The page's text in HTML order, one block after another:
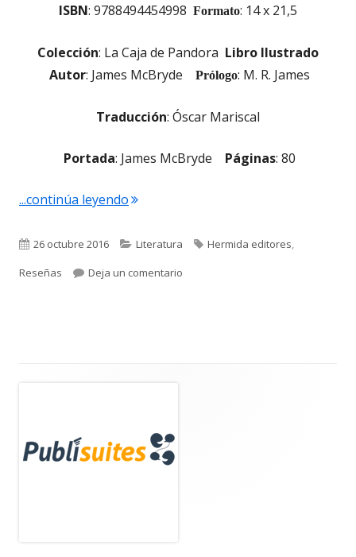
ISBN: 9788494454998 Formato: 14 x 21,5
Colección: La Caja de Pandora Libro Ilustrado
Autor: James McBryde Prólogo: M. R. James
Traducción: Óscar Mariscal
Portada: James McBryde Páginas: 80
...continúa leyendo"Reseña: Crónica de una cacería de
Publicado
el
26 octubre 2016 Categorías
Literatura Etiquetas
Hermida editores,
Reseñas
Deja un comentario
lateral
principal